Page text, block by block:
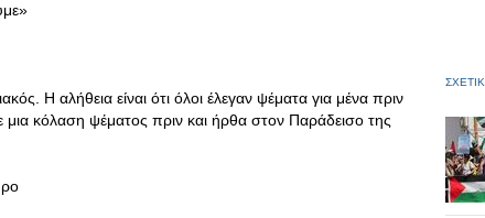
Η αλήθεια είναι ότι όλοι έλεγαν ψέματα για μένα πριν
μια κόλαση ψέματος πριν και ήρθα στον Παράδεισο της